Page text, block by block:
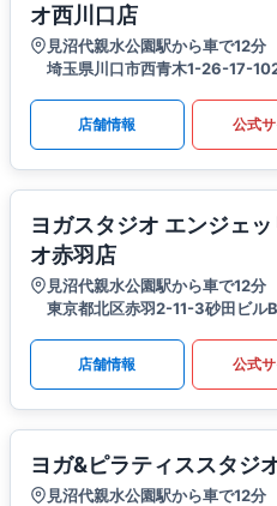
オ西川口店
見沼代親水公園駅から車で12分
埼玉県川口市西青木1-26-17-
店舗情報 公式
ヨガスタジオ エンジェ
オ赤羽店
見沼代親水公園駅から車で12分
東京都北区赤羽2-11-3砂田ビル
店舗情報 公式
ヨガ&ピラティススタジ
見沼代親水公園駅から車で12分